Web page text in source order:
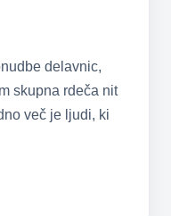
delavnic,
skupna rdeča nit
več je ljudi, ki